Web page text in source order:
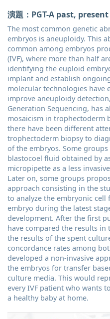
演題：PGT-A past,
The most common genetic
embryos is aneuploidy. This
common among embryos
(IVF), where more than half
identifying the euploid
implant and establish
molecular technologies have
improve aneuploidy
Generation Sequencing, has
mosaicism in trophectoderm
there have been different
trophectoderm biopsy to
of the embryos. Some
blastocoel fluid obtained by
micropipette as a less
Later on, some groups
approach consisting in the
to analyze the embryonic cell
embryo during the latest
development. After the first
have compared the results
the results of the spent
concordance rates among
developed a non-invasive
the embryos for transfer
culture media. This would
every IVF patient who wants
a healthy baby at home.